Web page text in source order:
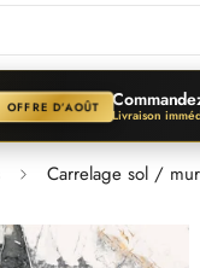
OFFRE D’AOÛT Livraison
Carrelage sol /